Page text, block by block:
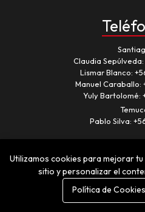
Claudia Sepúlveda:
Lismar Blanco:
Manuel Caraballo:
Yuly Bartolomé:
Pablo Silva:
Romancia © 2026¿Te gusta mi
Utilizamos cookies para mejorar
sitio y personalizar el
Política de Cookies